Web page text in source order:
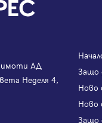
АД
Неделя 4,
Защо
Ново
Ново
Защо